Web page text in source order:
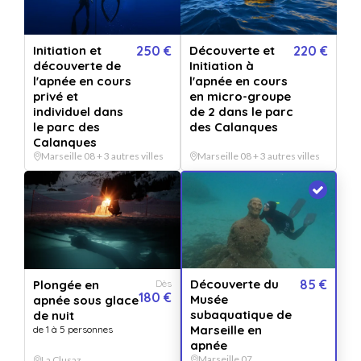
Découverte du Musée
subaquatique de Marseille en
apnée
Vendu parFIFTY SHADES OF BLUE
Découvrez le musée subaquatique de Marseille en apnée et appropriez vous
ses oeuvres durant une session d'apnée ouverte aux débutants com...
Lire la
suite
Découverte du Musée subaquatique de Marseille en apnée + 11 OFFRES
QUANTITÉ
2 bon(s)
Initiation et
découverte de
l'apnée en cours
privé et
individuel dans
le parc des
Calanques
250 €
Marseille 08 + 3 autres villes
Découverte et
Initiation à
l'apnée en cours
en micro-groupe
de 2 dans le parc
des Calanques
220 €
Marseille 08 + 3 autres villes
Plongée en
apnée sous glace
de nuit
de 1 à 5 personnes
Dès
180 €
Découverte du
Musée
subaquatique de
Marseille en
apnée
85 €